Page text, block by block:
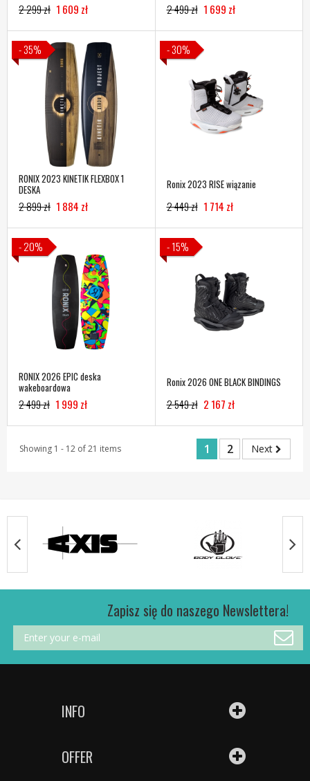
2 299 zł 1 609 zł 2 499 zł 1 699 zł
- 35%
RONIX 2023 KINETIK FLEXBOX 1
DESKA
2 899 zł 1 884 zł
- 30%
Ronix 2023 RISE wiązanie
2 449 zł 1 714 zł
- 20%
RONIX 2026 EPIC deska
wakeboardowa
2 499 zł 1 999 zł
- 15%
Ronix 2026 ONE BLACK BINDINGS
2 549 zł 2 167 zł
Showing 1 - 12 of 21 items 1 2 Next
Zapisz się do naszego Newslettera!
INFO
OFFER